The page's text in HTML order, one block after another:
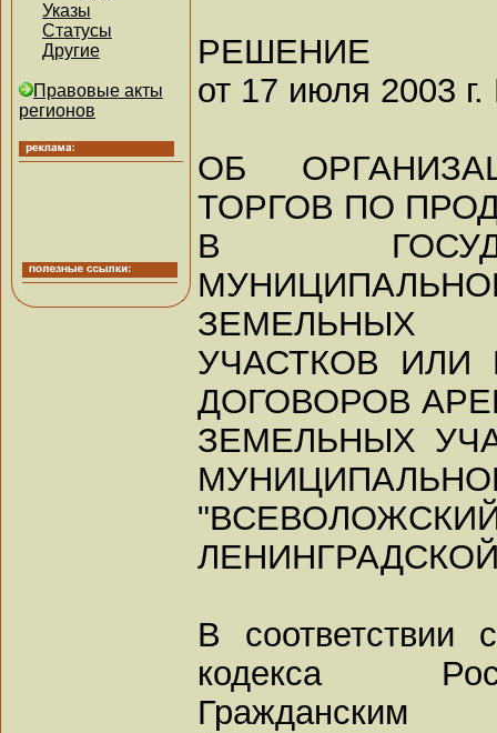
Указы
Статусы
Другие
Правовые акты
регионов
РЕШЕНИЕ
от 17 июля 2003 г.
ОБ
ТОРГОВ ПО
В
ЗЕМЕЛЬНЫХ
УЧАСТКОВ ИЛИ
ДОГОВОРОВ
ЗЕМЕЛЬНЫХ
В соответствии
кодекса
Гражданским